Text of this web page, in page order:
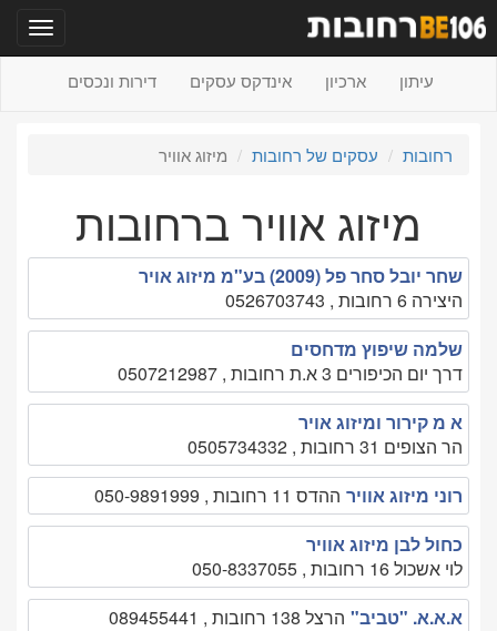
עיתון ארכיון אינדקס עסקים דירות ונכסים
רחובות עסקים של רחובות מיזוג אוויר
מיזוג אוויר ברחובות
שחר יובל סחר פל (2009) בע"מ מיזוג אויר
היצירה 6 רחובות , 0526703743
שלמה שיפוץ מדחסים
דרך יום הכיפורים 3 א.ת רחובות , 0507212987
א מ קירור ומיזוג אויר
הר הצופים 31 רחובות , 0505734332
רוני מיזוג אוויר ההדס 11 רחובות , 050-9891999
כחול לבן מיזוג אוויר
לוי אשכול 16 רחובות , 050-8337055
א.א.א. "טביב" הרצל 138 רחובות , 089455441